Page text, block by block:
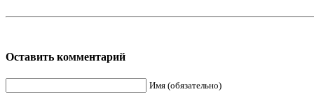
Оставить комментарий
Имя (обязательно)